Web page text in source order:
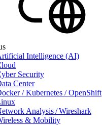
Intelligence (AI)
Security
Center
/ Kubernetes / OpenShift
Analysis / Wireshark
& Mobility